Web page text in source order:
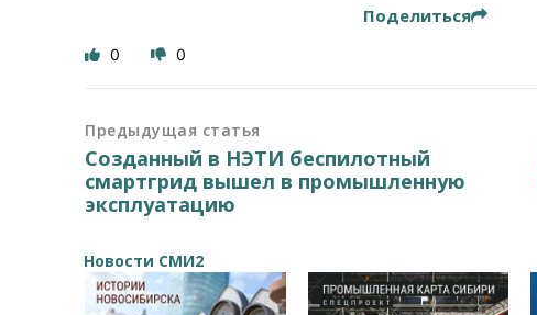
Поделиться
0 0
Предыдущая статья
Созданный в НЭТИ беспилотный
смартгрид вышел в промышленную
эксплуатацию
Новости СМИ2